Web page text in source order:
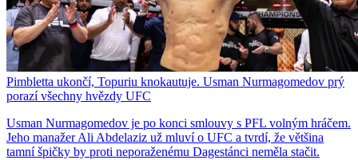
Pimbletta ukončí, Topuriu knokautuje. Usman Nurmagomedov prý
porazí všechny hvězdy UFC
Usman Nurmagomedov je po konci smlouvy s PFL volným hráčem.
Jeho manažer Ali Abdelaziz už mluví o UFC a tvrdí, že většina
tamní špičky by proti neporaženému Dagestánci neměla stačit.